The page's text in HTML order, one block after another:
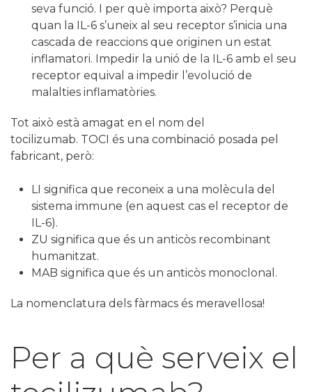
seva funció. I per què importa això? Perquè
quan la IL-6 s’uneix al seu receptor s’inicia una
cascada de reaccions que originen un estat
inflamatori. Impedir la unió de la IL-6 amb el seu
receptor equival a impedir l’evolució de
malalties inflamatòries.
Tot això està amagat en el nom del
tocilizumab. TOCI és una combinació posada pel
fabricant, però:
LI significa que reconeix a una molècula del
sistema immune (en aquest cas el receptor de
IL-6).
ZU significa que és un anticòs recombinant
humanitzat.
MAB significa que és un anticòs monoclonal.
La nomenclatura dels fàrmacs és meravellosa!
Per a què serveix el